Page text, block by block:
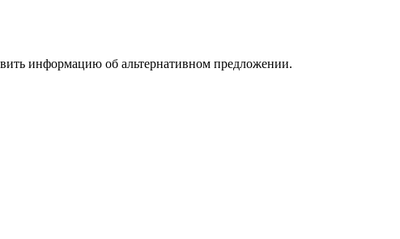
информацию об альтернативном предложении.